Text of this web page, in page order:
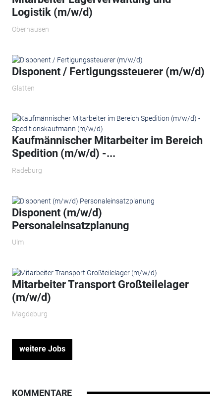
Logistik (m/w/d)
Oberhausen
Disponent / Fertigungssteuerer (m/w/d)
Glatten
Kaufmännischer Mitarbeiter im Bereich
Spedition (m/w/d) -...
Radeburg
Disponent (m/w/d)
Personaleinsatzplanung
Ulm
Mitarbeiter Transport Großteilelager
(m/w/d)
Magdeburg
weitere Jobs
KOMMENTARE